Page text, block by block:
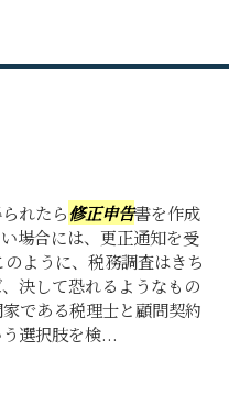
れたら修正申告書を作成
場合には、更正通知を受
ように、税務調査はきち
決して恐れるようなもの
である税理士と顧問契約
選択肢を検...